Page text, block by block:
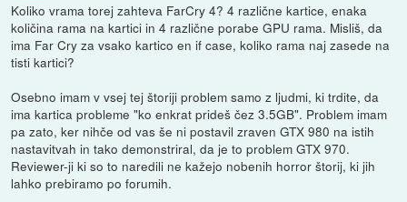
Koliko vrama torej zahteva FarCry 4? 4 različne kartice, enaka
količina rama na kartici in 4 različne porabe GPU rama. Misliš, da
ima Far Cry za vsako kartico en if case, koliko rama naj zasede na
tisti kartici?
Osebno imam v vsej tej štoriji problem samo z ljudmi, ki trdite, da
ima kartica probleme "ko enkrat prideš čez 3.5GB". Problem imam
pa zato, ker nihče od vas še ni postavil zraven GTX 980 na istih
nastavitvah in tako demonstriral, da je to problem GTX 970.
Reviewer-ji ki so to naredili ne kažejo nobenih horror štorij, ki jih
lahko prebiramo po forumih.